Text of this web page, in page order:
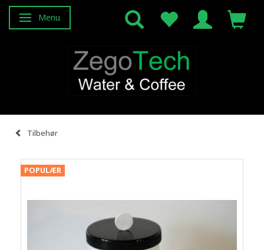
Skifte navigation
Menu
Tilbehør
POPULÆR